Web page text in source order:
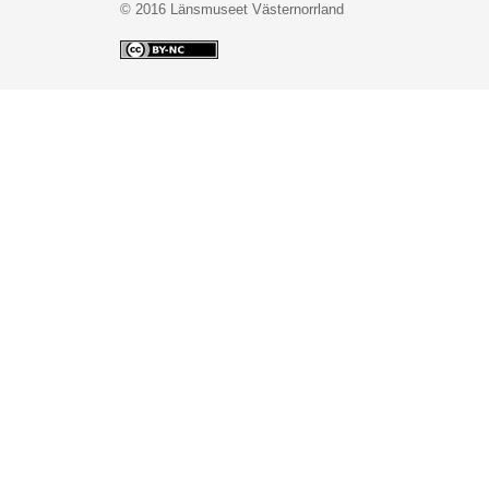
© 2016 Länsmuseet Västernorrland